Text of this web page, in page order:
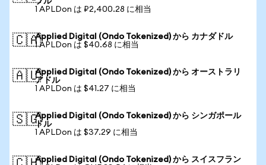
1 APLDon は ₽2,400.28 に相当
🇨🇦Applied Digital (Ondo Tokenized) から カナダドル
1 APLDon は $40.68 に相当
🇦🇺Applied Digital (Ondo Tokenized) から オーストラリ
アドル
1 APLDon は $41.27 に相当
🇸🇬Applied Digital (Ondo Tokenized) から シンガポール
ドル
1 APLDon は $37.29 に相当
Applied Digital (Ondo Tokenized) から スイスフラン